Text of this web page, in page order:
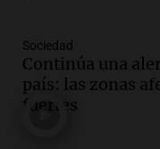
viviendas
Procrear en
Panorama
Episodios
Sociedad
Continúa una
país: las zonas
fuertes